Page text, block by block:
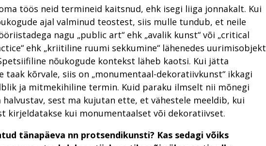
töös neid termineid kaitsnud, ehk isegi liiga jonnakalt. Kui
ajal valminud teostest, siis mulle tundub, et neile
nagu „public art“ ehk „avalik kunst“ või „critical
ehk „kriitiline ruumi sekkumine“ lähenedes uurimisobjekt
nõukogude kontekst läheb kaotsi. Kui jätta
taak kõrvale, siis on „monumentaal-dekoratiivkunst“ ikkagi
ja mitmekihiline termin. Kuid paraku ilmselt nii mõnegi
halvustav, sest ma kujutan ette, et vähestele meeldib, kui
kirjeldatakse kui monumentaalset või dekoratiivset.
tänapäeva nn protsendikunsti? Kas sedagi võiks